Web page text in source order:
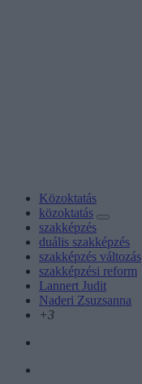
Közoktatás
közoktatás
szakképzés
duális szakképzés
szakképzés változás
szakképzési reform
Lannert Judit
Naderi Zsuzsanna
+3